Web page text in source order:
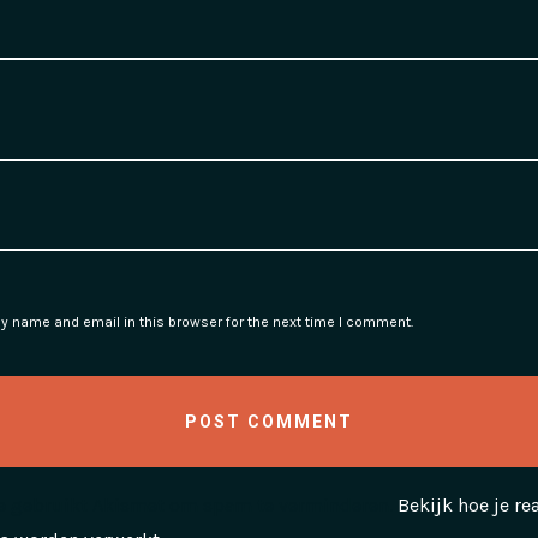
name and email in this browser for the next time I comment.
Bekijk hoe je